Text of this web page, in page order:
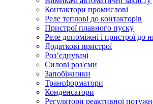
Контактори промислові
Реле теплові до контакторів
Пристрої плавного пуску
Реле допоміжні і пристрої до
Додаткові пристрої
Роз’єднувачі
Силові роз'єми
Запобіжники
Трансформатори
Конденсатори
Регулятори реактивної